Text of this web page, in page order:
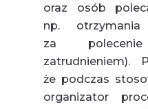
oraz osób
np. otrzymania
za polecenie
zatrudnieniem).
że podczas
organizator